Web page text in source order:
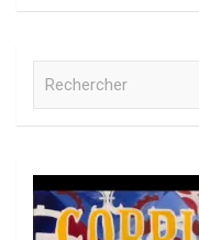
r
c
h